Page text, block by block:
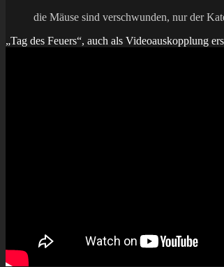
die Mäuse sind verschwunden, nur der
„Tag des Feuers“, auch als Videoauskopplung